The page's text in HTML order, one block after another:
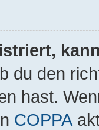
du den
hast.
COPPA